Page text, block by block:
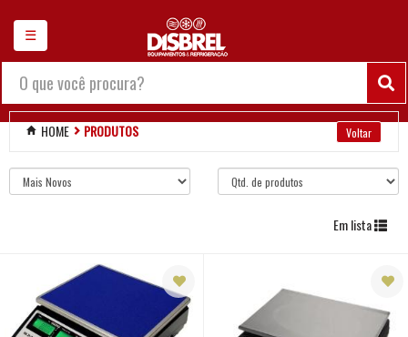
☰
Balanças
Refrigeração comercial
Bebedouros e
purificadores
HOME PRODUTOS
Em lista
Chamar no WhatsApp